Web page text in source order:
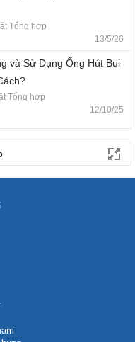
Tổng hợp
13/5/26
và Sử Dụng Ống Hút Bụi
Tổng hợp
12/10/25